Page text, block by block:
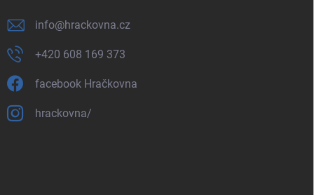
info@hrackovna.cz
+420 608 169 373
facebook Hračkovna
hrackovna/